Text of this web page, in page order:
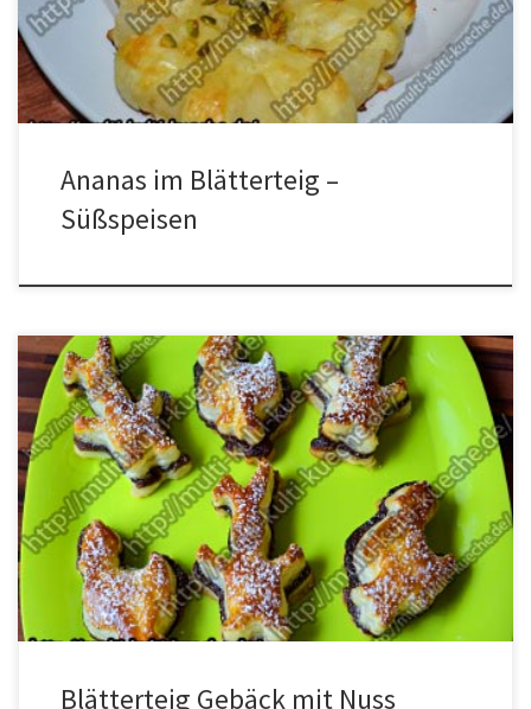
Backpapier ausgelegtes Blech legen. Mit Eiweiß bestreichen und
[…]
Ananas im Blätterteig –
Süßspeisen
Zutaten für Blätterteig Gebäck mit Nuss Nougat Creme 1 Eigelb2
Rollen Blätterteigetwas Nuss Nougat CremePuderzucker zum
bestreuen Zubereitung für Blätterteig Gebäck Den ersten
Blätterteig ausrollen und mit der Nuss Nougat Creme bestreichen.
Nun mit dem zweiten Blätterteig bedecken. Mit den Oster
Ausstecher Häschen usw. ausstechen und auf ein mit Backpapier
[…]
Blätterteig Gebäck mit Nuss